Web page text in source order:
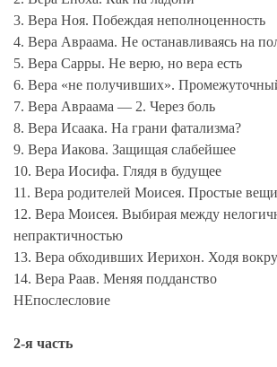
3. Вера Ноя. Побеждая неполноценность
4. Вера Авраама. Не останавливаясь на
5. Вера Сарры. Не верю, но вера есть
6. Вера «не получивших».
7. Вера Авраама — 2. Через боль
8. Вера Исаака. На грани фатализма?
9. Вера Иакова. Защищая слабейшее
10. Вера Иосифа. Глядя в будущее
11. Вера родителей Моисея. Простые
12. Вера Моисея. Выбирая между
непрактичностью
13. Вера обходивших Иерихон. Ходя
14. Вера Раав. Меняя подданство
НЕпослесловие
2-я часть